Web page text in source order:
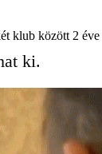
klub között 2 éve
ki.